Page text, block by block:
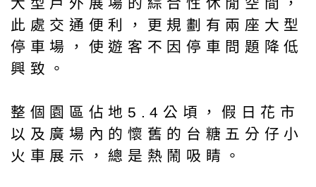
此處交通便利，更規劃有兩座大型
停車場，使遊客不因停車問題降低
興致。
整個園區佔地5.4公頃，假日花市
以及廣場內的懷舊的台糖五分仔小
火車展示，總是熱鬧吸睛。